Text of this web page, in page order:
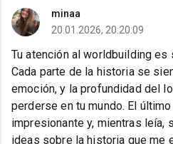
minaa
20.01.2026, 20:20:09
Tu atención al worldbuilding es
Cada parte de la historia se
emoción, y la profundidad del
perderse en tu mundo. El
impresionante y, mientras leía,
ideas sobre la historia que me